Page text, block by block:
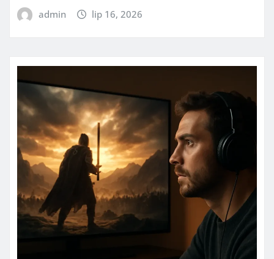
admin lip 16, 2026